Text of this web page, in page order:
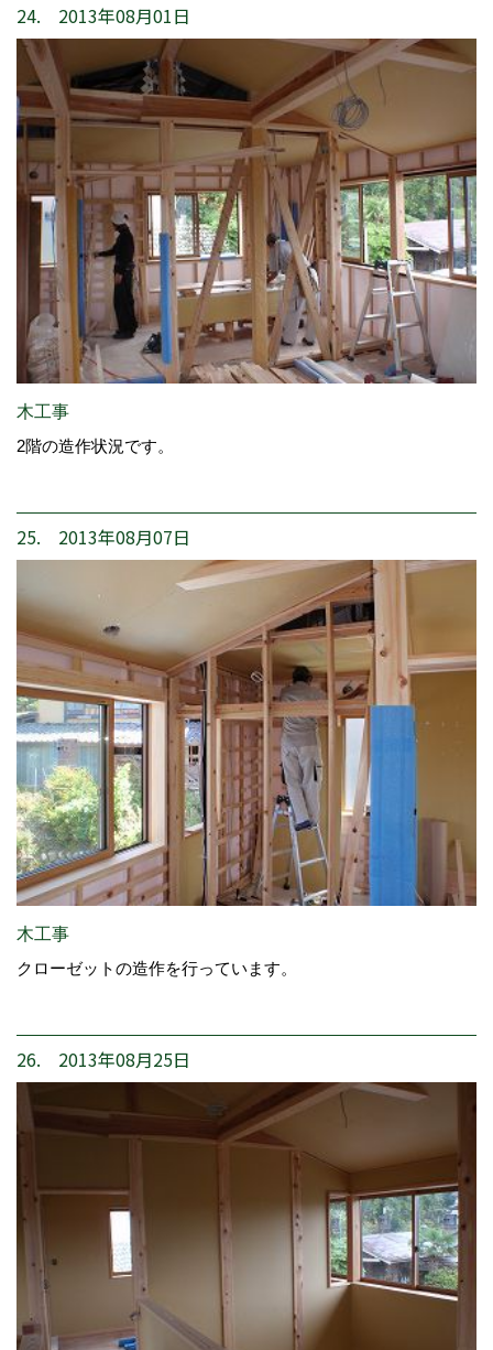
24. 2013年08月01日
木工事
2階の造作状況です。
25. 2013年08月07日
木工事
クローゼットの造作を行っています。
26. 2013年08月25日